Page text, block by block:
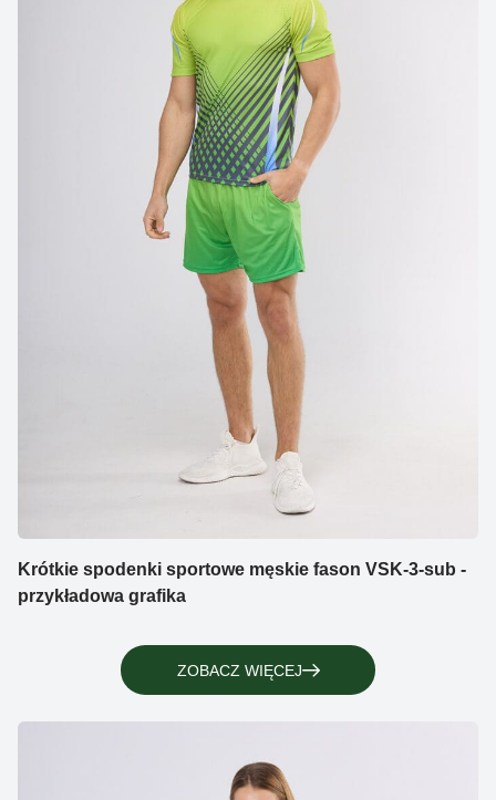
Krótkie spodenki sportowe męskie fason VSK-3-sub -
przykładowa grafika
ZOBACZ WIĘCEJ